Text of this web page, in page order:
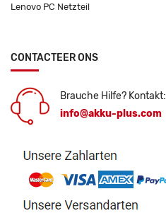
Lenovo PC Netzteil
CONTACTEER ONS
Brauche Hilfe? Kontakt:
info@akku-plus.com